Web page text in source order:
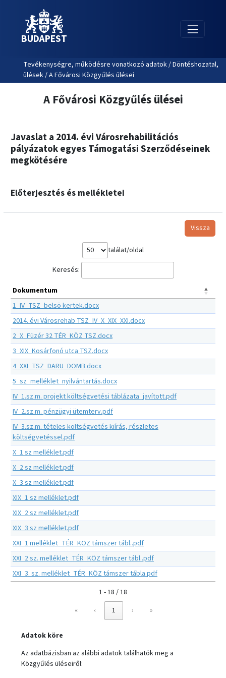
BUDAPEST
Tevékenységre, működésre vonatkozó adatok / Döntéshozatal,
ülések / A Fővárosi Közgyűlés ülései
A Fővárosi Közgyűlés ülései
Javaslat a 2014. évi Városrehabilitációs
pályázatok egyes Támogatási Szerződéseinek
megkötésére
Előterjesztés és mellékletei
Vissza
találat/oldal
Keresés:
Dokumentum
1_IV_TSZ_belsö kertek.docx
2014. évi Városrehab TSZ_IV_X_XIX_XXI.docx
2_X_Füzér 32 TÉR_KÖZ TSZ.docx
3_XIX_Kosárfonó utca TSZ.docx
4_XXI_TSZ_DARU_DOMB.docx
5_sz_melléklet_nyilvántartás.docx
IV_1.sz.m. projekt költségvetési táblázata_javított.pdf
IV_2.sz.m. pénzügyi ütemterv.pdf
IV_3.sz.m. tételes költségvetés kiírás, részletes
költségvetéssel.pdf
X_1 sz melléklet.pdf
X_2 sz melléklet.pdf
X_3 sz melléklet.pdf
XIX_1 sz melléklet.pdf
XIX_2 sz melléklet.pdf
XIX_3 sz melléklet.pdf
XXI_1 melléklet_TÉR_KÖZ támszer tábl..pdf
XXI_2 sz. melléklet_TÉR_KÖZ támszer tábl..pdf
XXI_3. sz. melléklet_TÉR_KÖZ támszer tábla.pdf
1 - 18 / 18
«
‹ 1 › »
Adatok köre
Az adatbázisban az alábbi adatok találhatók meg a
Közgyűlés üléseiről: